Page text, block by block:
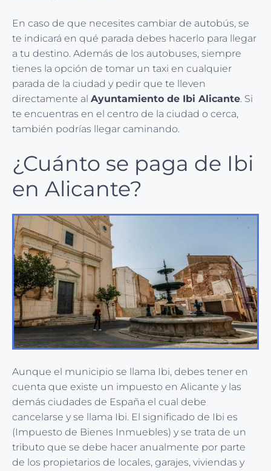
En caso de que necesites cambiar de autobús, se
te indicará en qué parada debes hacerlo para llegar
a tu destino. Además de los autobuses, siempre
tienes la opción de tomar un taxi en cualquier
parada de la ciudad y pedir que te lleven
directamente al Ayuntamiento de Ibi Alicante. Si
te encuentras en el centro de la ciudad o cerca,
también podrías llegar caminando.
¿Cuánto se paga de Ibi
en Alicante?
Aunque el municipio se llama Ibi, debes tener en
cuenta que existe un impuesto en Alicante y las
demás ciudades de España el cual debe
cancelarse y se llama Ibi. El significado de Ibi es
(Impuesto de Bienes Inmuebles) y se trata de un
tributo que se debe hacer anualmente por parte
de los propietarios de locales, garajes, viviendas y